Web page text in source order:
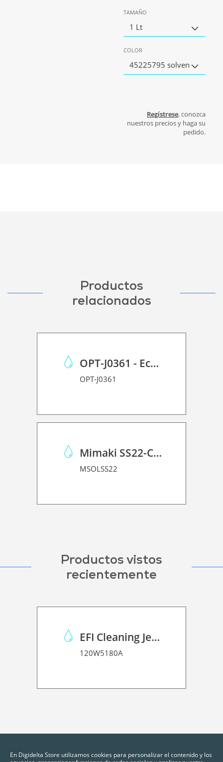
TAMAÑO
1 Lt
COLOR
45225795 solven
Regístrese, conozca
nuestros precios y haga su
pedido.
Productos
relacionados
OPT-J0361 - Eco Case p/Mimaki JV150/CJV150/CJV300
OPT-J0361
Mimaki SS22-C-1L
MSOLSS22
Productos vistos
recientemente
EFI Cleaning Jet wash Statin
120W5180A
En Digidelta Store utilizamos cookies para personalizar el contenido y los